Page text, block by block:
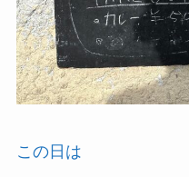
この日は